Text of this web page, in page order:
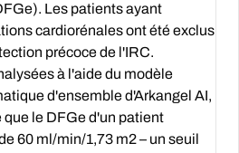
Les patients ayant
cardiorénales ont été exclus
précoce de l'IRC.
à l'aide du modèle
d'ensemble d'Arkangel AI,
le DFGe d'un patient
60 ml/min/1,73 m2 – un seuil